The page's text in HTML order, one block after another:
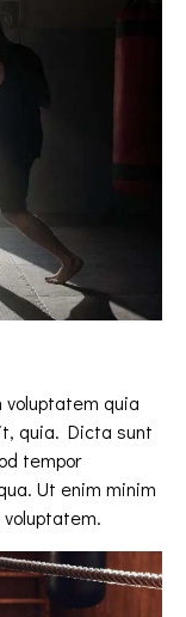
voluptatem quia
quia. Dicta sunt
tempor
Ut enim minim